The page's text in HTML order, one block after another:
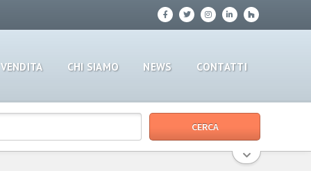
VENDITA CHI SIAMO NEWS CONTATTI